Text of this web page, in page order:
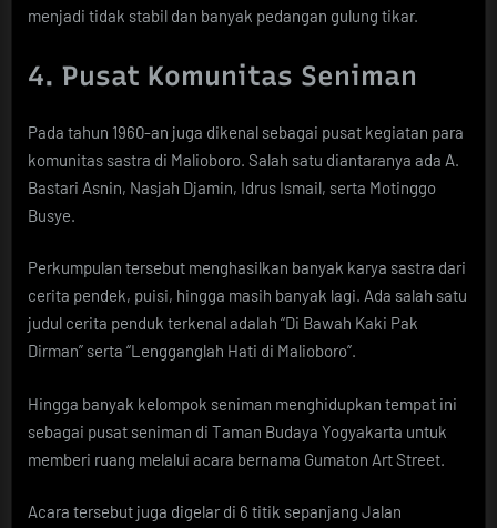
menjadi tidak stabil dan banyak pedangan gulung tikar.
4. Pusat Komunitas Seniman
Pada tahun 1960-an juga dikenal sebagai pusat kegiatan para
komunitas sastra di Malioboro. Salah satu diantaranya ada A.
Bastari Asnin, Nasjah Djamin, Idrus Ismail, serta Motinggo
Busye.
Perkumpulan tersebut menghasilkan banyak karya sastra dari
cerita pendek, puisi, hingga masih banyak lagi. Ada salah satu
judul cerita penduk terkenal adalah “Di Bawah Kaki Pak
Dirman” serta “Lengganglah Hati di Malioboro”.
Hingga banyak kelompok seniman menghidupkan tempat ini
sebagai pusat seniman di Taman Budaya Yogyakarta untuk
memberi ruang melalui acara bernama Gumaton Art Street.
Acara tersebut juga digelar di 6 titik sepanjang Jalan